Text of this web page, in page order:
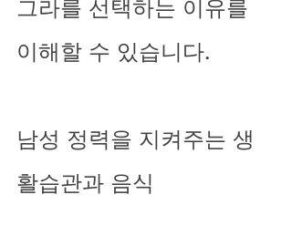
그라를 선택하는 이유를
이해할 수 있습니다.
남성 정력을 지켜주는 생
활습관과 음식